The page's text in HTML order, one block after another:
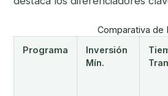
Comparativa de
Programa
Inversión
Mín.